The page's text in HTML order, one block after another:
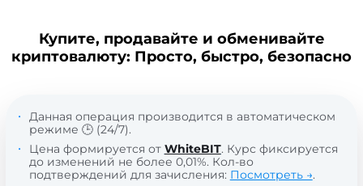
Купите, продавайте и обменивайте
криптовалюту: Просто, быстро, безопасно
Данная операция производится в автоматическом
режиме 🕒 (24/7).
Цена формируется от WhiteBIT. Курс фиксируется
до изменений не более 0,01%. Кол-во
подтверждений для зачисления: Посмотреть →.